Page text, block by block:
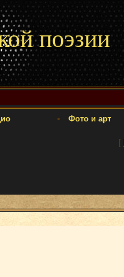
поэзии
Фото и арт
[